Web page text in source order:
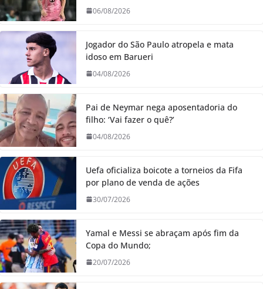
06/08/2026
Jogador do São Paulo atropela e mata
idoso em Barueri
04/08/2026
Pai de Neymar nega aposentadoria do
filho: ‘Vai fazer o quê?’
04/08/2026
Uefa oficializa boicote a torneios da Fifa
por plano de venda de ações
30/07/2026
Yamal e Messi se abraçam após fim da
Copa do Mundo;
20/07/2026